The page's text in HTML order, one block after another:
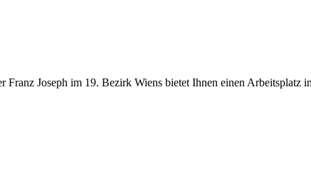
Joseph im 19. Bezirk Wiens bietet Ihnen einen Arbeitsplatz